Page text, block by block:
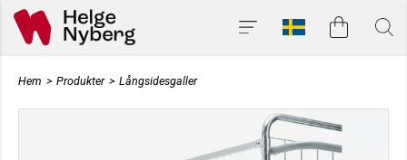
Hem > Produkter > Långsidesgaller